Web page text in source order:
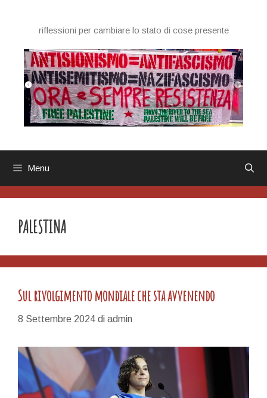
contenutoriflessioni per cambiare lo stato di cose presente
Menu
PALESTINA
Sul rivolgimento mondiale che sta avvenendo
8 Settembre 2024 di admin